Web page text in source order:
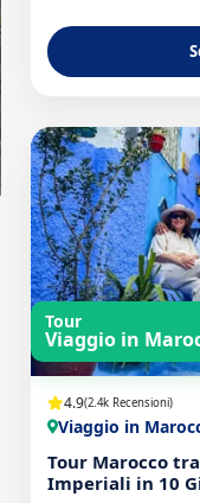
Tour
Viaggio in
4.9(2.4k Recensioni)
Viaggio in
Tour Marocco
Imperiali in 10